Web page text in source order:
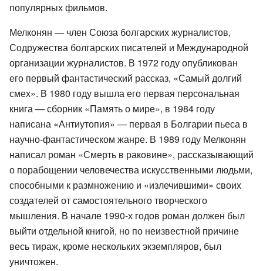
популярных фильмов.
Мелконян — член Союза болгарских журналистов,
Содружества болгарских писателей и Международной
организации журналистов. В 1972 году опубликован
его первый фантастический рассказ, «Самый долгий
смех». В 1980 году вышла его первая персональная
книга — сборник «Память о мире», в 1984 году
написана «Антиутопия» — первая в Болгарии пьеса в
научно-фантастическом жанре. В 1989 году Мелконян
написал роман «Смерть в раковине», рассказывающий
о порабощении человечества искусственными людьми,
способными к размножению и «излечившими» своих
создателей от самостоятельного творческого
мышления. В начале 1990-х годов роман должен был
выйти отдельной книгой, но по неизвестной причине
весь тираж, кроме нескольких экземпляров, был
уничтожен.